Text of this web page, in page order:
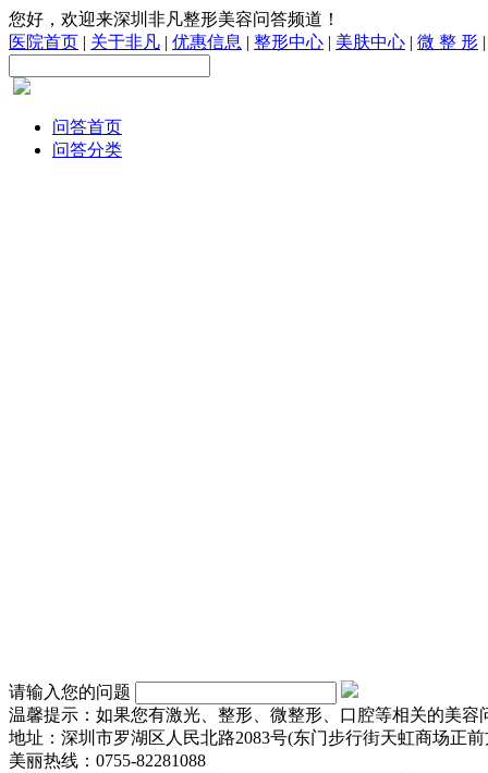
您好，欢迎来深圳非凡整形美容问答频道！
医院首页 | 关于非凡 | 优惠信息 | 整形中心 | 美肤中心 | 微 整 形
问答首页
问答分类
请输入您的问题
温馨提示：如果您有激光、整形、微整形、口腔等相关的美
地址：深圳市罗湖区人民北路2083号(东门步行街天虹商场正前
美丽热线：0755-82281088